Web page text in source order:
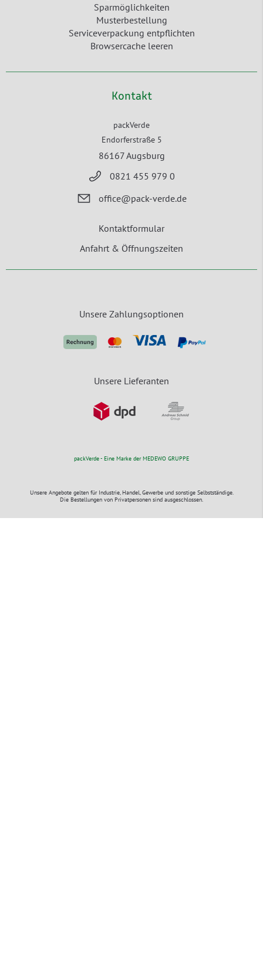
Sparmöglichkeiten
Musterbestellung
Serviceverpackung entpflichten
Browsercache leeren
Kontakt
packVerde
Endorferstraße 5
86167 Augsburg
0821 455 979 0
office@pack-verde.de
Kontaktformular
Anfahrt & Öffnungszeiten
Unsere Zahlungsoptionen
Unsere Lieferanten
packVerde - Eine Marke der MEDEWO GRUPPE
Unsere Angebote gelten für Industrie, Handel, Gewerbe und sonstige Selbstständige.
Die Bestellungen von Privatpersonen sind ausgeschlossen.